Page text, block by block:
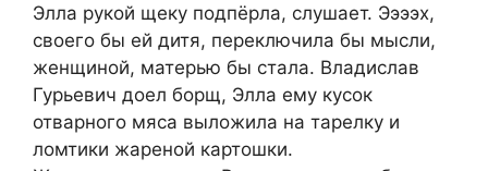
Элла рукой щеку подпёрла, слушает. Ээээх,
своего бы ей дитя, переключила бы мысли,
женщиной, матерью бы стала. Владислав
Гурьевич доел борщ, Элла ему кусок
отварного мяса выложила на тарелку и
ломтики жареной картошки.